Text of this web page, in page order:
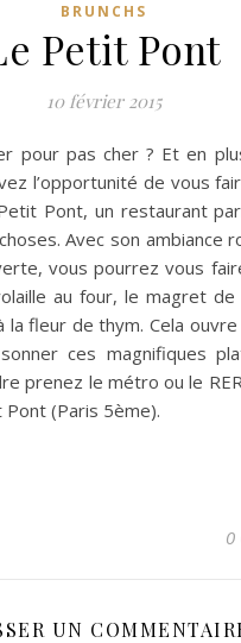
BRUNCHS
Petit Pont
10 février 2015
l’opportunité de vous
Pont, un restaurant
Avec son ambiance
vous pourrez vous
au four, le magret de
la fleur de thym. Cela ouvre
ces magnifiques
prenez le métro ou le
(Paris 5ème).
0
UN